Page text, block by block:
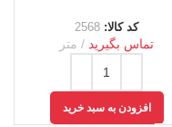
کد کالا: 2568
تماس بگیرید متر
افزودن به سبد خرید